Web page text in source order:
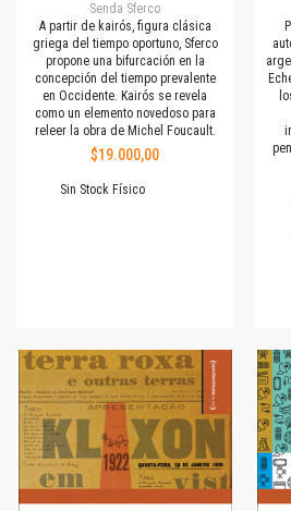
Senda Sferco
A partir de kairós, figura clásica
griega del tiempo oportuno, Sferco
propone una bifurcación en la
concepción del tiempo prevalente
en Occidente. Kairós se revela
como un elemento novedoso para
releer la obra de Michel Foucault.
$19.000,00
Sin Stock Físico